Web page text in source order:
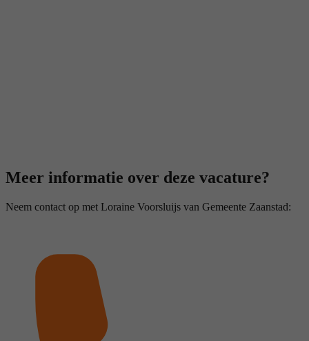
Meer informatie over deze vacature?
Neem contact op met Loraine Voorsluijs van Gemeente Zaanstad: